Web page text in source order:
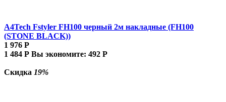
A4Tech Fstyler FH100 черный 2м накладные (FH100
(STONE BLACK))
1 976 Р
1 484 Р Вы экономите: 492 Р
Скидка 19%